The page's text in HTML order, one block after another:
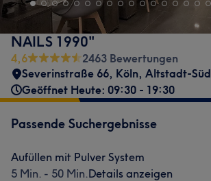
NAILS 1990"
4,6
2463 Bewertungen
Severinstraße 66, Köln, Altstadt-Süd
Geöffnet Heute: 09:30 - 19:30
Passende Suchergebnisse
Aufüllen mit Pulver System
5 Min. - 50 Min.Details anzeigen